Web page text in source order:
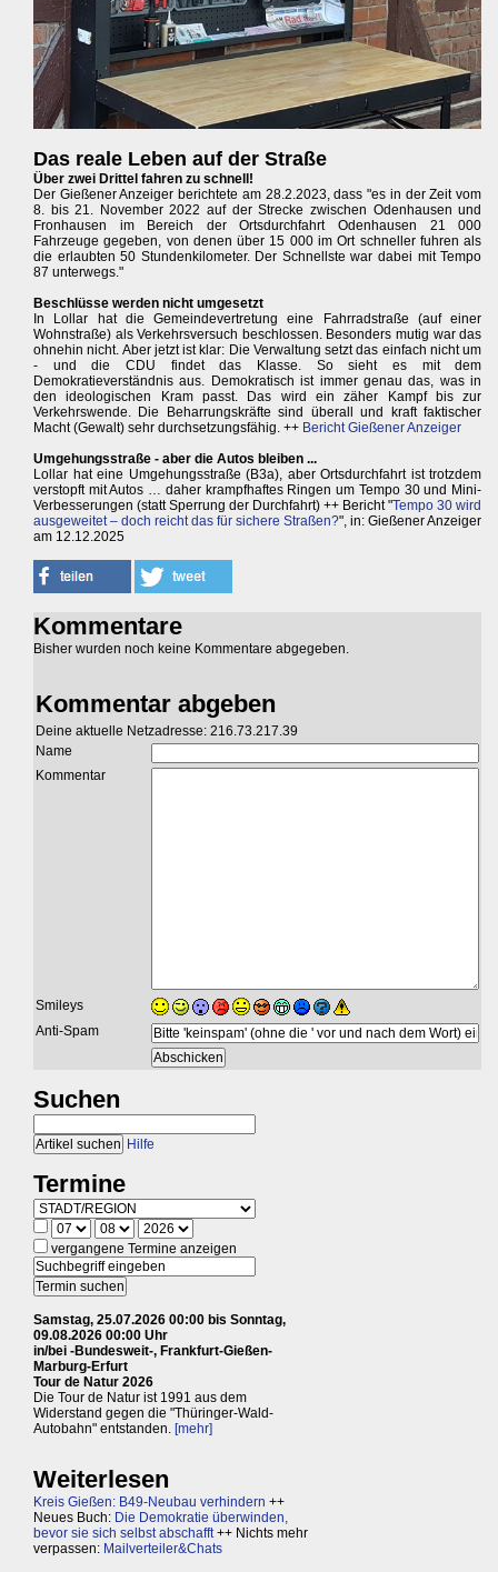
Das reale Leben auf der Straße
Über zwei Drittel fahren zu schnell!
Der Gießener Anzeiger berichtete am 28.2.2023, dass "es in der Zeit vom
8. bis 21. November 2022 auf der Strecke zwischen Odenhausen und
Fronhausen im Bereich der Ortsdurchfahrt Odenhausen 21 000
Fahrzeuge gegeben, von denen über 15 000 im Ort schneller fuhren als
die erlaubten 50 Stundenkilometer. Der Schnellste war dabei mit Tempo
87 unterwegs."
Beschlüsse werden nicht umgesetzt
In Lollar hat die Gemeindevertretung eine Fahrradstraße (auf einer
Wohnstraße) als Verkehrsversuch beschlossen. Besonders mutig war das
ohnehin nicht. Aber jetzt ist klar: Die Verwaltung setzt das einfach nicht um
- und die CDU findet das Klasse. So sieht es mit dem
Demokratieverständnis aus. Demokratisch ist immer genau das, was in
den ideologischen Kram passt. Das wird ein zäher Kampf bis zur
Verkehrswende. Die Beharrungskräfte sind überall und kraft faktischer
Macht (Gewalt) sehr durchsetzungsfähig. ++ Bericht Gießener Anzeiger
Umgehungsstraße - aber die Autos bleiben ...
Lollar hat eine Umgehungsstraße (B3a), aber Ortsdurchfahrt ist trotzdem
verstopft mit Autos … daher krampfhaftes Ringen um Tempo 30 und Mini-
Verbesserungen (statt Sperrung der Durchfahrt) ++ Bericht "Tempo 30 wird
ausgeweitet – doch reicht das für sichere Straßen?", in: Gießener Anzeiger
am 12.12.2025
Kommentare
Bisher wurden noch keine Kommentare abgegeben.
Kommentar abgeben
Deine aktuelle Netzadresse: 216.73.217.39
Name
Kommentar
Smileys
Anti-Spam
Suchen
Hilfe
Termine
vergangene Termine anzeigen
Samstag, 25.07.2026 00:00 bis Sonntag,
09.08.2026 00:00 Uhr
in/bei -Bundesweit-, Frankfurt-Gießen-
Marburg-Erfurt
Tour de Natur 2026
Die Tour de Natur ist 1991 aus dem
Widerstand gegen die "Thüringer-Wald-
Autobahn" entstanden. [mehr]
Weiterlesen
Kreis Gießen: B49-Neubau verhindern ++
Neues Buch: Die Demokratie überwinden,
bevor sie sich selbst abschafft++ Nichts mehr
verpassen: Mailverteiler&Chats